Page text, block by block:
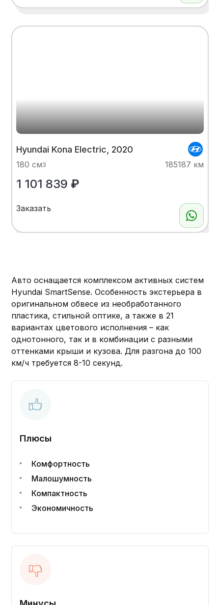
Hyundai Kona Electric, 2020
180 см3 185187 км
1 101 839 ₽
Заказать
Авто оснащается комплексом активных систем
Hyundai SmartSense. Особенность экстерьера в
оригинальном обвесе из необработанного
пластика, стильной оптике, а также в 21
вариантах цветового исполнения – как
однотонного, так и в комбинации с разными
оттенками крыши и кузова. Для разгона до 100
км/ч требуется 8-10 секунд.
Плюсы
Комфортность
Малошумность
Компактность
Экономичность